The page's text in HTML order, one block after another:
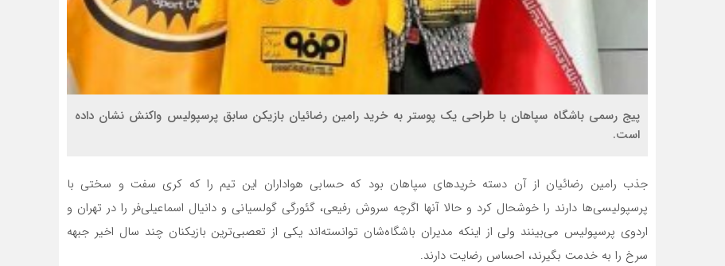
پیج رسمی باشگاه سپاهان با طراحی یک پوستر به خرید رامین رضائیان بازیکن سابق پرسپولیس واکنش نشان داده
است.
جذب رامین رضائیان از آن دسته خریدهای سپاهان بود که حسابی هواداران این تیم را که کری سفت و سختی با
پرسپولیسی‌ها دارند را خوشحال کرد و حالا آنها اگرچه سروش رفیعی، گئورگی گولسیانی و دانیال اسماعیلی‌فر را در تهران و
اردوی پرسپولیس می‌بینند ولی از اینکه مدیران باشگاه‌شان توانسته‎‌اند یکی از تعصبی‌ترین بازیکنان چند سال اخیر جبهه
سرخ را به خدمت بگیرند، احساس رضایت دارند.